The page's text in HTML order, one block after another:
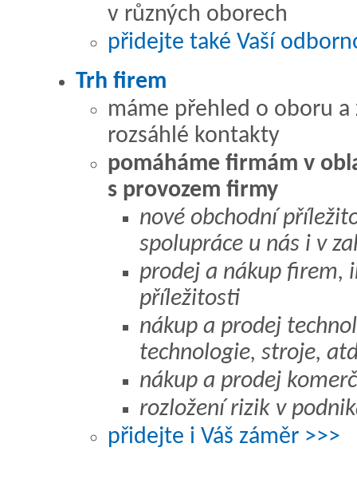
v různých oborech
přidejte také Vaší
Trh firem
máme přehled o oboru
rozsáhlé kontakty
pomáháme firmám v
s provozem firmy
nové obchodní
spolupráce u nás i v
prodej a nákup firem,
příležitosti
nákup a prodej
technologie, stroje,
nákup a prodej
rozložení rizik v
přidejte i Váš záměr >>>